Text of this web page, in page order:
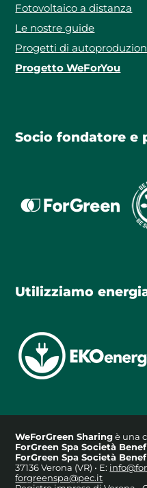
Fotovoltaico a distanza
Le nostre guide
Progetti di
Progetto WeForYou
Socio fondatore e
Utilizziamo
WeForGreen Sharingè una
ForGreen Spa Società
ForGreen Spa Società
37136 Verona (VR) • E:
forgreenspa@pec.it